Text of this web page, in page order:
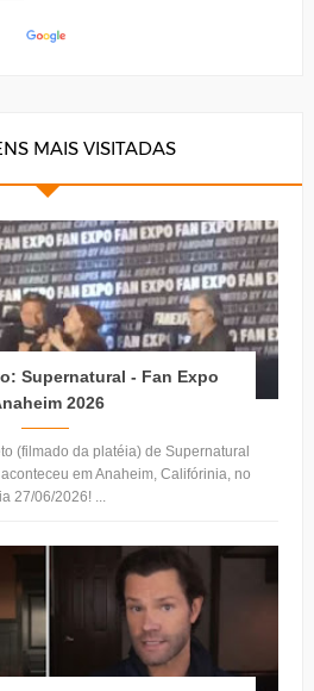
MAIS VISITADAS
Supernatural - Fan Expo
2026
(filmado da platéia) de Supernatural
em Anaheim, Califórinia, no
27/06/2026! ...